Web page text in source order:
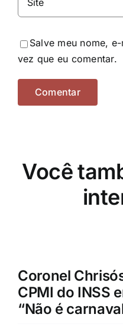
Salve meu nome,
vez que eu comentar.
Você
Coronel
CPMI do INSS
“Não é